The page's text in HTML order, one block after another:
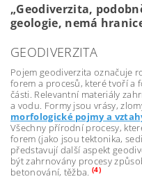
„Geodiverzita,
geologie, nemá
GEODIVERZITA
Pojem geodiverzita označuje
forem a procesů, které tvoří a
části. Relevantní materiály
a vodu. Formy jsou vrásy,
morfologické pojmy a
Všechny přírodní procesy,
forem (jako jsou tektonika,
představují další aspekt
být zahrnovány procesy
betonování, těžba.(4)